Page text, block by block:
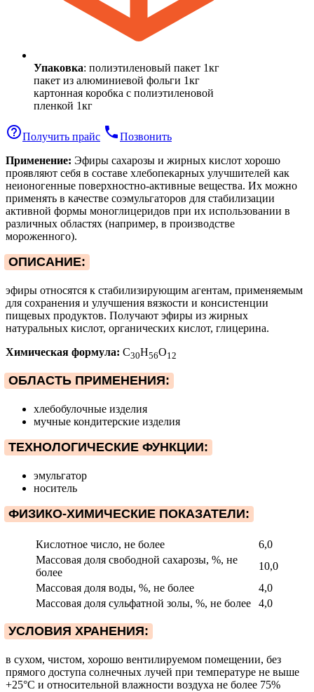
Упаковка: полиэтиленовый пакет 1кг
пакет из алюминиевой фольги 1кг
картонная коробка с полиэтиленовой
пленкой 1кг
help_outlineПолучить прайс phoneПозвонить
Применение: Эфиры сахарозы и жирных кислот хорошо
проявляют себя в составе хлебопекарных улучшителей как
неионогенные поверхностно-активные вещества. Их можно
применять в качестве соэмульгаторов для стабилизации
активной формы моноглицеридов при их использовании в
различных областях (например, в производстве
мороженного).
ОПИСАНИЕ:
эфиры относятся к стабилизирующим агентам, применяемым
для сохранения и улучшения вязкости и консистенции
пищевых продуктов. Получают эфиры из жирных
натуральных кислот, органических кислот, глицерина.
Химическая формула: C30H56O12
ОБЛАСТЬ ПРИМЕНЕНИЯ:
хлебобулочные изделия
мучные кондитерские изделия
ТЕХНОЛОГИЧЕСКИЕ ФУНКЦИИ:
эмульгатор
носитель
ФИЗИКО-ХИМИЧЕСКИЕ ПОКАЗАТЕЛИ:
Кислотное число, не более
6,0
Массовая доля свободной сахарозы, %, не
более
10,0
Массовая доля воды, %, не более
4,0
Массовая доля сульфатной золы, %, не более
4,0
УСЛОВИЯ ХРАНЕНИЯ:
в сухом, чистом, хорошо вентилируемом помещении, без
прямого доступа солнечных лучей при температуре не выше
+25°С и относительной влажности воздуха не более 75%